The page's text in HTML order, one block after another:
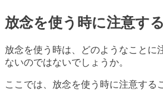
放念を使う時に注意す
放念を使う時は、どのようなことに
ないのではないでしょうか。
ここでは、放念を使う時に注意する